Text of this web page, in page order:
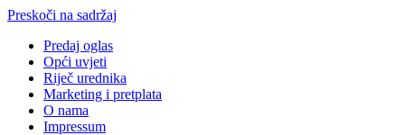
Preskoči na sadržaj
Predaj oglas
Opći uvjeti
Riječ urednika
Marketing i pretplata
O nama
Impressum